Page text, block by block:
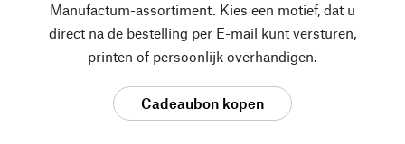
Manufactum-assortiment. Kies een motief, dat u
direct na de bestelling per E-mail kunt versturen,
printen of persoonlijk overhandigen.
Cadeaubon kopen